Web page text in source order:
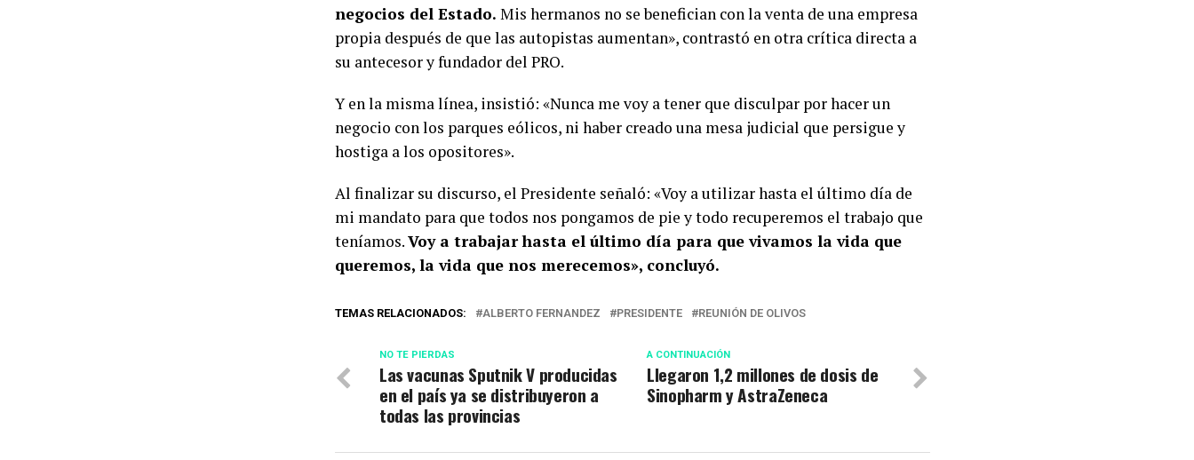
negocios del Estado. Mis hermanos no se benefician con la venta de una empresa
propia después de que las autopistas aumentan», contrastó en otra crítica directa a
su antecesor y fundador del PRO.
Y en la misma línea, insistió: «Nunca me voy a tener que disculpar por hacer un
negocio con los parques eólicos, ni haber creado una mesa judicial que persigue y
hostiga a los opositores».
Al finalizar su discurso, el Presidente señaló: «Voy a utilizar hasta el último día de
mi mandato para que todos nos pongamos de pie y todo recuperemos el trabajo que
teníamos.Voy a trabajar hasta el último día para que vivamos la vida que
queremos, la vida que nos merecemos», concluyó.
TEMAS RELACIONADOS: ALBERTO FERNANDEZ PRESIDENTE REUNIÓN DE OLIVOS
A CONTINUACIÓN
Llegaron 1,2 millones de dosis de
Sinopharm y AstraZeneca
NO TE PIERDAS
Las vacunas Sputnik V producidas
en el país ya se distribuyeron a
todas las provincias